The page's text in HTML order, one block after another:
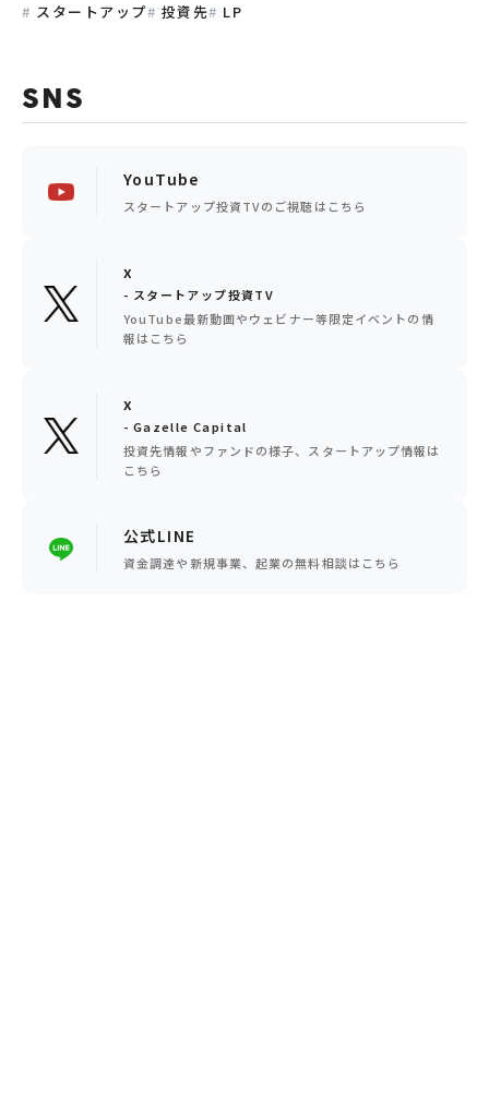
スタートアップ 投資先 LP
SNS
YouTube
スタートアップ投資TVのご視聴はこちら
x
- スタートアップ投資TV
YouTube最新動画やウェビナー等限定イベントの情
報はこちら
x
- Gazelle Capital
投資先情報やファンドの様子、スタートアップ情報は
こちら
公式LINE
資金調達や新規事業、起業の無料相談はこちら